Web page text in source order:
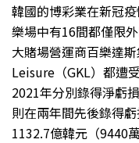
韓國的博彩業在新冠
樂場中有16間都僅限
大賭場營運商百樂達
Leisure（GKL）都遭
2021年分別錄得淨虧
則在兩年間先後錄得
1132.7億韓元（9440